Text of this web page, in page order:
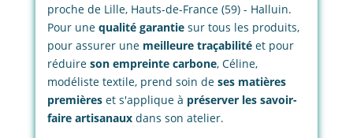
proche de Lille, Hauts-de-France (59) - Halluin.
Pour unequalité garantiesur tous les produits,
pour assurer une meilleure traçabilitéet pour
réduire son empreinte carbone, Céline,
modéliste textile, prend soin de ses matières
premières et s'applique à préserver les savoir-
faire artisanauxdans son atelier.